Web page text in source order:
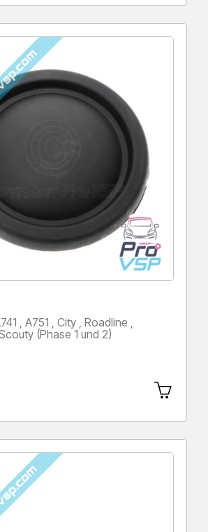
, A751 , City , Roadline ,
(Phase 1 und 2)